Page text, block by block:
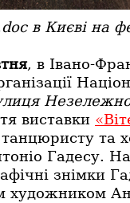
в Києві на
, в Івано-
виставки
та
Гадесу. На
знімки
художником